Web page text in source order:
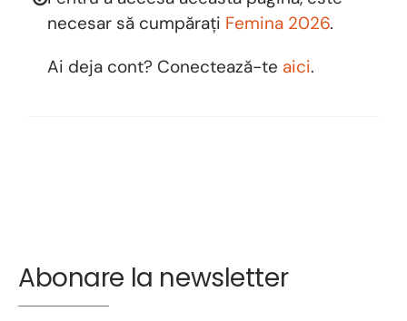
necesar să cumpărați Femina 2026.
Ai deja cont? Conectează-te aici.
Abonare la newsletter